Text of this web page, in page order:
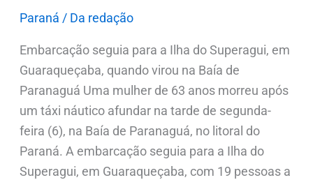
Paraná / Da redação
Embarcação seguia para a Ilha do Superagui, em
Guaraqueçaba, quando virou na Baía de
Paranaguá Uma mulher de 63 anos morreu após
um táxi náutico afundar na tarde de segunda-
feira (6), na Baía de Paranaguá, no litoral do
Paraná. A embarcação seguia para a Ilha do
Superagui, em Guaraqueçaba, com 19 pessoas a